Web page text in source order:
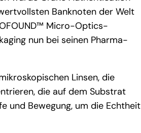
Banknoten der Welt
Micro-Optics-
nun bei seinen Pharma-
Linsen, die
die auf dem Substrat
und Bewegung, um die Echtheit